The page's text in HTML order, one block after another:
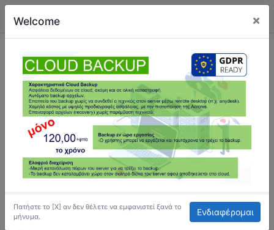
OnLine Μαζική Υπηρεσία Κοινωνικό Μέρισμα
2019
18/12/2019 667,3 KB 764
Welcome ×
Πατήστε το [Χ] αν δεν θέλετε να εμφανιστεί ξανά το
μήνυμα.
Ενδιαφέρομαι